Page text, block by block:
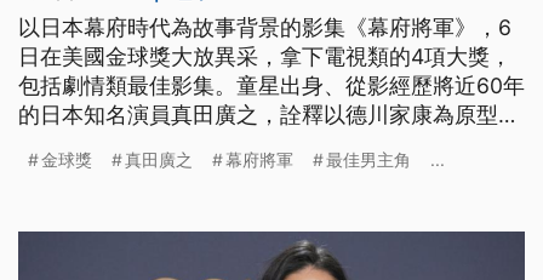
以日本幕府時代為故事背景的影集《幕府將軍》，6
日在美國金球獎大放異采，拿下電視類的4項大獎，
包括劇情類最佳影集。童星出身、從影經歷將近60年
的日本知名演員真田廣之，詮釋以德川家康為原型的
人。另外，女主角澤井杏奈同樣在艾美獎之後再奪金
男配角。幕府將軍入圍4項全部命中，是今（2025）
金球獎 真田廣之 幕府將軍 最佳男主角 ...